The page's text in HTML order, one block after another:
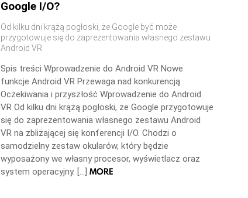
Google I/O?
Od kilku dni krążą pogłoski, że Google być może
przygotowuje się do zaprezentowania własnego zestawu
Android VR
Spis treści Wprowadzenie do Android VR Nowe
funkcje Android VR Przewaga nad konkurencją
Oczekiwania i przyszłość Wprowadzenie do Android
VR Od kilku dni krążą pogłoski, że Google przygotowuje
się do zaprezentowania własnego zestawu Android
VR na zbliżającej się konferencji I/O. Chodzi o
samodzielny zestaw okularów, który będzie
wyposażony we własny procesor, wyświetlacz oraz
system operacyjny. […] MORE